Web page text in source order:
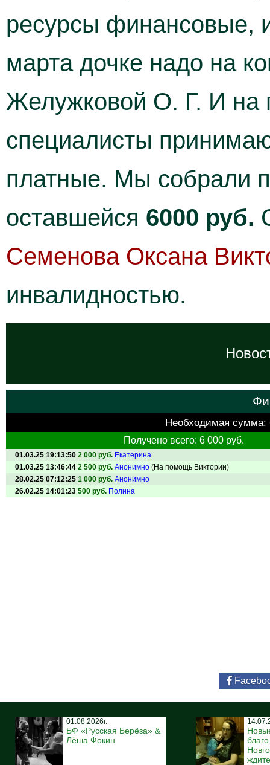
ресурсы финансовые,
марта дочке надо на
Желужковой О. Г. И на
специалисты
платные. Мы собрали
оставшейся 6000 руб.
Семенова Оксана
инвалидностью.
Необходимая сумма:
Получено всего: 6 000 руб.
01.03.25 19:13:50 2 000 руб. Екатерина
01.03.25 13:46:44 2 500 руб. Анонимно (На помощь Виктории)
28.02.25 07:12:25 1 000 руб. Анонимно
26.02.25 14:01:23 500 руб. Полина
01.08.2026г.
БФ «Русская Берёза» &
Лёша Фокин